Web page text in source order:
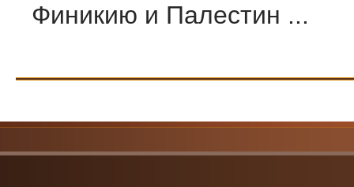
Финикию и Палестин ...